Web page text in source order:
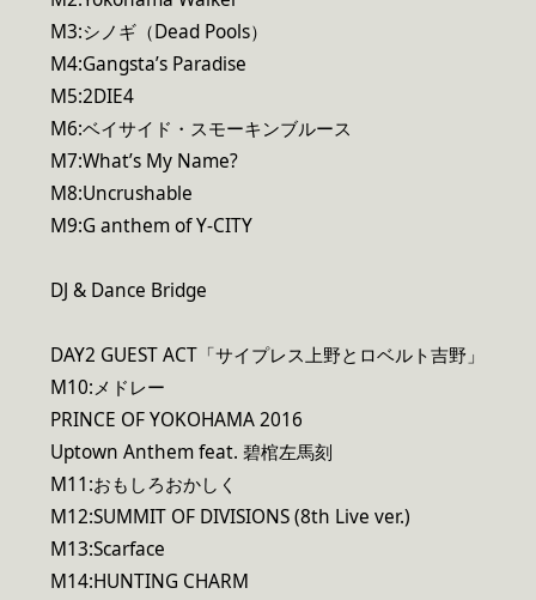
M3:シノギ（Dead Pools）
M4:Gangsta’s Paradise
M5:2DIE4
M6:ベイサイド・スモーキンブルース
M7:What’s My Name?
M8:Uncrushable
M9:G anthem of Y-CITY
DJ & Dance Bridge
DAY2 GUEST ACT「サイプレス上野とロベルト吉野」
M10:メドレー
PRINCE OF YOKOHAMA 2016
Uptown Anthem feat. 碧棺左馬刻
M11:おもしろおかしく
M12:SUMMIT OF DIVISIONS (8th Live ver.)
M13:Scarface
M14:HUNTING CHARM